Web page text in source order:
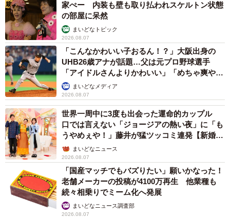
家ぺー 内装も壁も取り払われスケルトン状態
の部屋に呆然
まいどなトピック
2026.08.07
「こんなかわいい子おるん！？」大阪出身の
UHB26歳アナが話題…父は元プロ野球選手
「アイドルさんよりかわいい」「めちゃ爽や
か」まいどなメディア
2026.08.07
世界一周中に3度も出会った運命的カップル
口では言えない「ジョージアの熱い夜」に「も
うやめぇや！」藤井が猛ツッコミ連発【新婚さ
ん】まいどなニュース
2026.08.07
「国産マッチでもバズりたい」願いかなった！
老舗メーカーの投稿が4100万再生 他業種も
続々相乗りでミーム化へ発展
まいどなニュース調査部
2026.08.07